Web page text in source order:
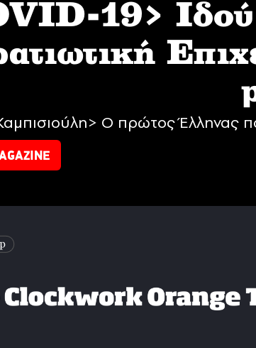
19>
Ο πρώτος Έλληνας